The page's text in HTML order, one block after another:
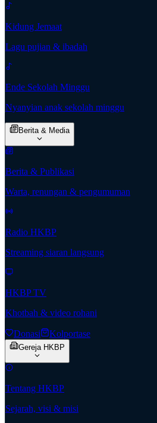
Kidung Jemaat
Lagu pujian & ibadah
Ende Sekolah Minggu
Nyanyian anak sekolah minggu
Berita & Media
Berita & Publikasi
Warta, renungan & pengumuman
Radio HKBP
Streaming siaran langsung
HKBP TV
Khotbah & video rohani
Donasi Kolportase
Gereja HKBP
Tentang HKBP
Sejarah, visi & misi